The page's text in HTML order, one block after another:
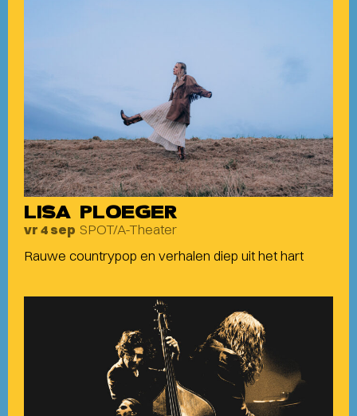
LISA PLOEGER
vr 4 sep SPOT/A-Theater
Rauwe countrypop en verhalen diep uit het hart